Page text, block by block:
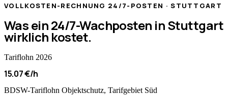
VOLLKOSTEN-RECHNUNG 24/7-POSTEN ·STUTTGART
Was ein 24/7-Wachposten inStuttgart
wirklich kostet.
Tariflohn 2026
15.07 €/h
BDSW-Tariflohn Objektschutz, Tarifgebiet Süd